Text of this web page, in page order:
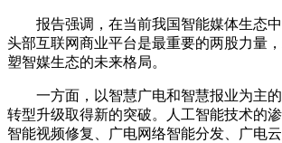
报告强调，在当前我国智能媒体生态中
头部互联网商业平台是最重要的两股力量
塑智媒生态的未来格局。
一方面，以智慧广电和智慧报业为主的
转型升级取得新的突破。人工智能技术的
智能视频修复、广电网络智能分发、广电